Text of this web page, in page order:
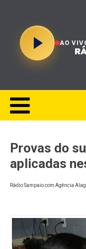
AO
Provas do
aplicadas
Rádio Sampaio com Agência